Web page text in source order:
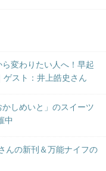
ら変わりたい人へ！早起
ゲスト：井上皓史さん
かしめいと」のスイーツ
中
んの新刊＆万能ナイフの